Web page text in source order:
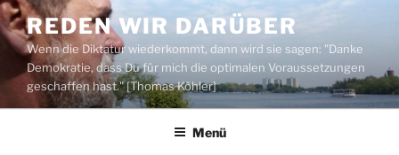
Zum
Inhalt
springen
REDEN WIR DARÜBER
Wenn die Diktatur wiederkommt, dann wird sie sagen: "Danke
Demokratie, dass Du für mich die optimalen Voraussetzungen
geschaffen hast." [Thomas Köhler]
Menü